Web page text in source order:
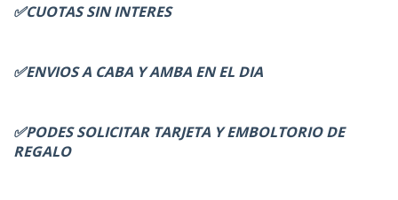
✅CUOTAS SIN INTERES
✅ENVIOS A CABA Y AMBA EN EL DIA
✅PODES SOLICITAR TARJETA Y EMBOLTORIO DE
REGALO